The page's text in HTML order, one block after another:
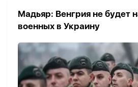
Мадьяр: Венгрия не будет
военных в Украину